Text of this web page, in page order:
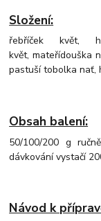
Složení:
řebříček květ,
květ, mateřídouška
pastuší tobolka nať,
Obsah balení:
50/100/200 g
dávkování vystačí
Návod k